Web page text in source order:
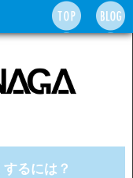
るには？